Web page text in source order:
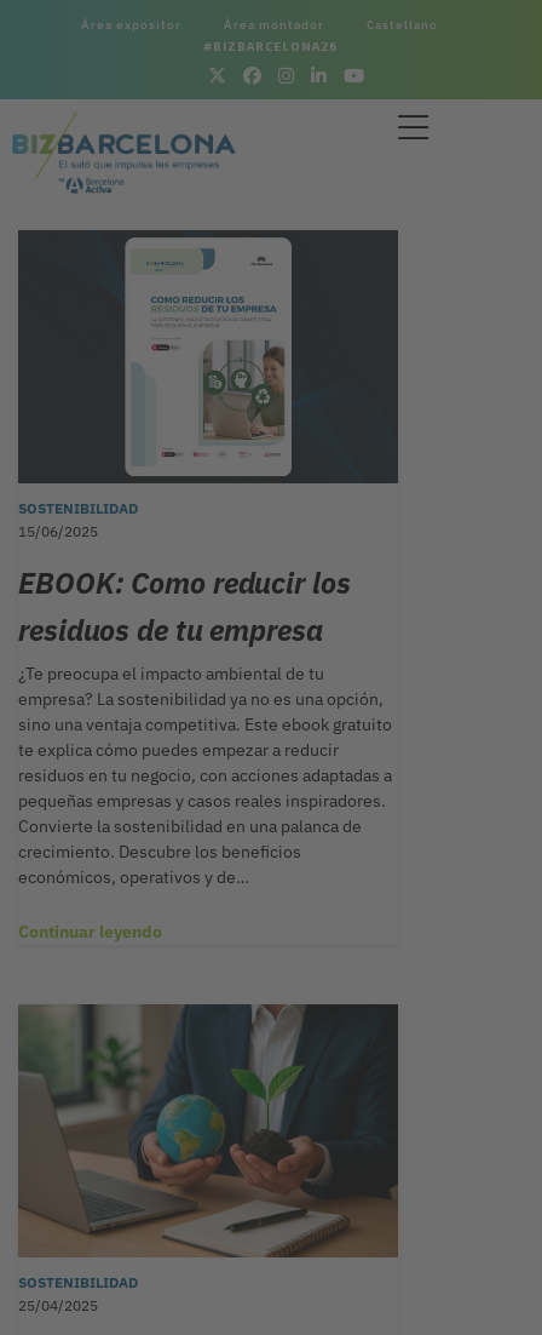
Área expositor Área montador Castellano
#BIZBARCELONA26
SOSTENIBILIDAD
15/06/2025
EBOOK: Como reducir los
residuos de tu empresa
¿Te preocupa el impacto ambiental de tu
empresa? La sostenibilidad ya no es una opción,
sino una ventaja competitiva. Este ebook gratuito
te explica cómo puedes empezar a reducir
residuos en tu negocio, con acciones adaptadas a
pequeñas empresas y casos reales inspiradores.
Convierte la sostenibilidad en una palanca de
crecimiento. Descubre los beneficios
económicos, operativos y de…
Continuar leyendo
SOSTENIBILIDAD
25/04/2025